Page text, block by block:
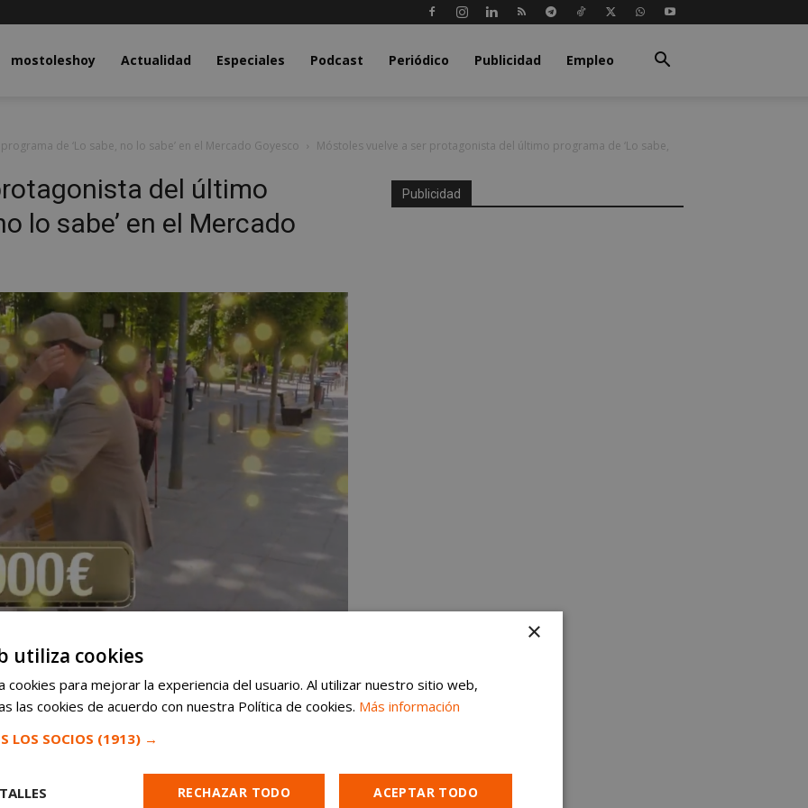
mostoleshoy Actualidad Especiales Podcast Periódico Publicidad Empleo
de ‘Lo sabe, no lo sabe’ en el Mercado Goyesco
Móstoles vuelve a ser protagonista del último programa de ‘Lo sabe,
del último
lo sabe’ en el Mercado
en Google News ⭐
de Móstoles al instante
VER
no lo sabe’ en el Mercado Goyesco
Publicidad
×
utiliza cookies
cookies para mejorar la experiencia del usuario. Al utilizar nuestro sitio web,
las cookies de acuerdo con nuestra Política de cookies. Más información
LOS SOCIOS (1913) →
ACEPTAR TODO
RECHAZAR TODO